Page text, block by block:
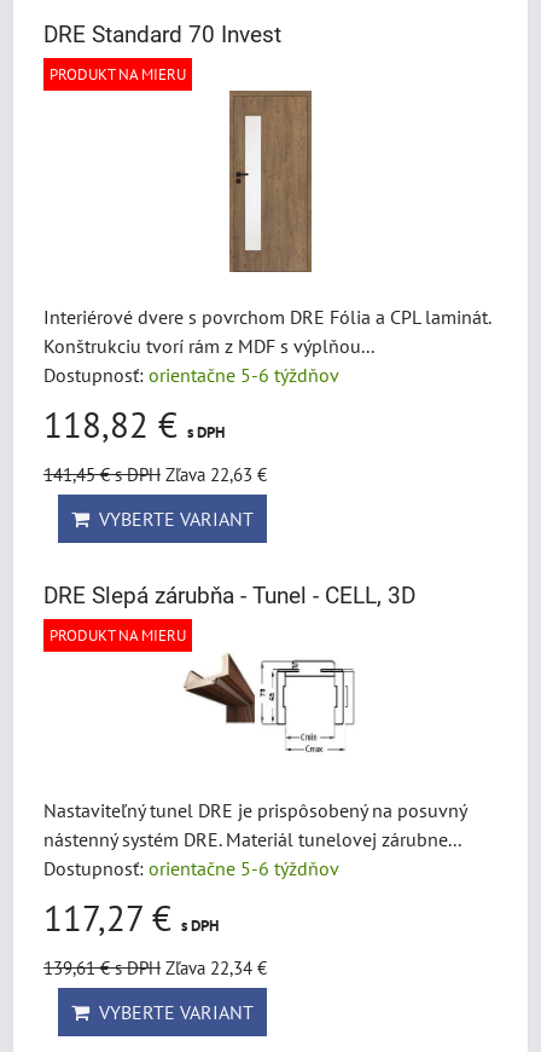
DRE Standard 70 Invest
PRODUKT NA MIERU
Interiérové dvere s povrchom DRE Fólia a CPL laminát.
Konštrukciu tvorí rám z MDF s výplňou...
Dostupnosť: orientačne 5-6 týždňov
118,82 € s DPH
141,45 €s DPH Zľava 22,63 €
VYBERTE VARIANT
DRE Slepá zárubňa - Tunel - CELL, 3D
PRODUKT NA MIERU
Nastaviteľný tunel DRE je prispôsobený na posuvný
nástenný systém DRE. Materiál tunelovej zárubne...
Dostupnosť: orientačne 5-6 týždňov
117,27 € s DPH
139,61 €s DPH Zľava 22,34 €
VYBERTE VARIANT